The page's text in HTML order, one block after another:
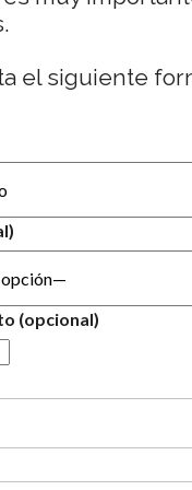
el siguiente
(opcional)